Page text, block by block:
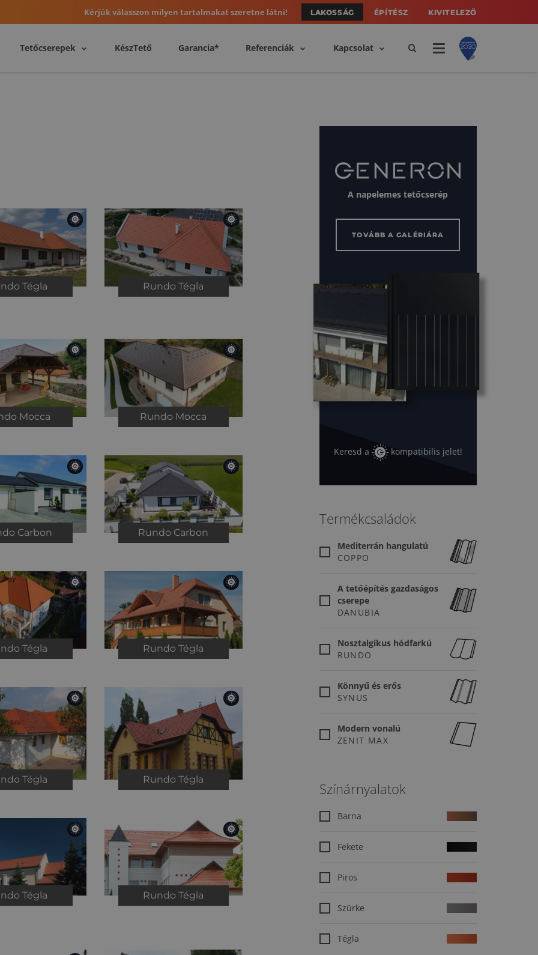
Kérjük válasszon milyen tartalmakat szeretne látni! LAKOSSÁG ÉPÍTÉSZ KIVITELEZŐ
Tetőcserepek KészTető Garancia* Referenciák Kapcsolat
Tégla RundoTégla
Mocca Rundo Mocca
Carbon Rundo Carbon
Tégla RundoTégla
Tégla RundoTégla
Tégla RundoTégla
A napelemes tetőcserép
TOVÁBB A GALÉRIÁRA
Keresd a kompatibilis jelet!
Termékcsaládok
Mediterrán hangulatú
COPPO
A tetőépítés gazdaságos
cserepe
DANUBIA
Nosztalgikus hódfarkú
RUNDO
Könnyű és erős
SYNUS
Modern vonalú
ZENIT MAX
Színárnyalatok
Barna
Fekete
Piros
Szürke
Tégla